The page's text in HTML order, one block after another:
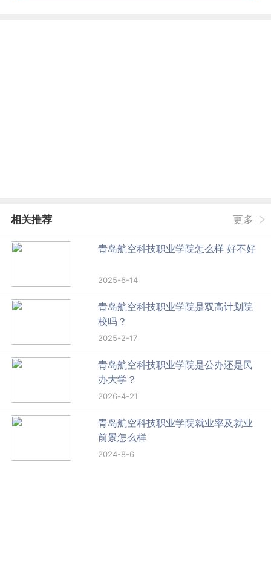
相关推荐 更多
青岛航空科技职业学院怎么样 好不好
2025-6-14
青岛航空科技职业学院是双高计划院
校吗？
2025-2-17
青岛航空科技职业学院是公办还是民
办大学？
2026-4-21
青岛航空科技职业学院就业率及就业
前景怎么样
2024-8-6